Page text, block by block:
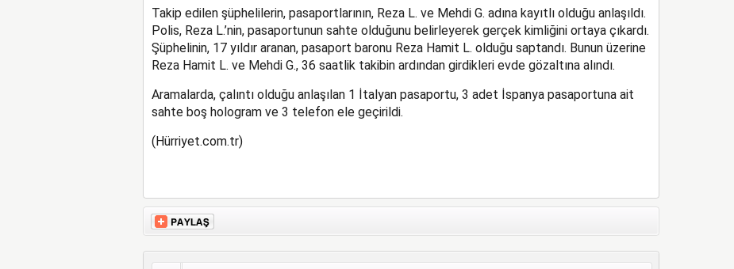
Takip edilen şüphelilerin, pasaportlarının, Reza L. ve Mehdi G. adına kayıtlı olduğu anlaşıldı.
Polis, Reza L.’nin, pasaportunun sahte olduğunu belirleyerek gerçek kimliğini ortaya çıkardı.
Şüphelinin, 17 yıldır aranan, pasaport baronu Reza Hamit L. olduğu saptandı. Bunun üzerine
Reza Hamit L. ve Mehdi G., 36 saatlik takibin ardından girdikleri evde gözaltına alındı.
Aramalarda, çalıntı olduğu anlaşılan 1 İtalyan pasaportu, 3 adet İspanya pasaportuna ait
sahte boş hologram ve 3 telefon ele geçirildi.
(Hürriyet.com.tr)